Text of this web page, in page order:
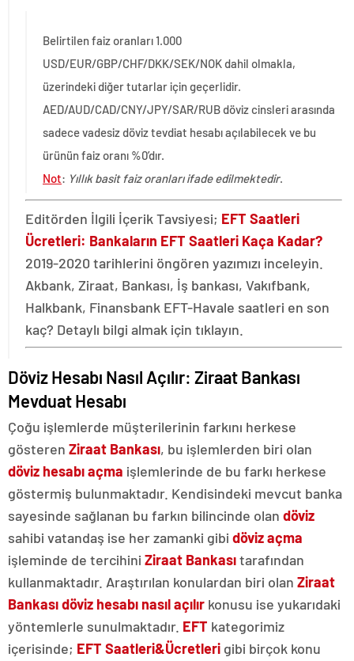
Belirtilen faiz oranları 1.000
USD/EUR/GBP/CHF/DKK/SEK/NOK dahil olmakla,
üzerindeki diğer tutarlar için geçerlidir.
AED/AUD/CAD/CNY/JPY/SAR/RUB döviz cinsleri arasında
sadece vadesiz döviz tevdiat hesabı açılabilecek ve bu
ürünün faiz oranı %0’dır.
Not: Yıllık basit faiz oranları ifade edilmektedir.
Editörden İlgili İçerik Tavsiyesi; EFT Saatleri
Ücretleri: Bankaların EFT Saatleri Kaça Kadar?
2019-2020 tarihlerini öngören yazımızı inceleyin.
Akbank, Ziraat, Bankası, İş bankası, Vakıfbank,
Halkbank, Finansbank EFT-Havale saatleri en son
kaç? Detaylı bilgi almak için tıklayın.
Döviz Hesabı Nasıl Açılır: Ziraat Bankası
Mevduat Hesabı
Çoğu işlemlerde müşterilerinin farkını herkese
gösteren Ziraat Bankası, bu işlemlerden biri olan
döviz hesabıaçma işlemlerinde de bu farkı herkese
göstermiş bulunmaktadır. Kendisindeki mevcut banka
sayesinde sağlanan bu farkın bilincinde olan döviz
sahibi vatandaş ise her zamanki gibi döviz açma
işleminde de tercihini Ziraat Bankasıtarafından
kullanmaktadır. Araştırılan konulardan biri olan Ziraat
Bankası döviz hesabı nasıl açılır konusu ise yukarıdaki
yöntemlerle sunulmaktadır. EFT kategorimiz
içerisinde; EFT Saatleri&Ücretleri gibi birçok konu